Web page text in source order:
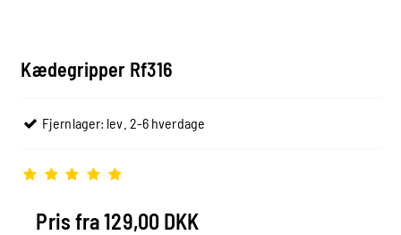
Kædegripper Rf316
Fjernlager: lev. 2-6 hverdage
Pris fra129,00 DKK